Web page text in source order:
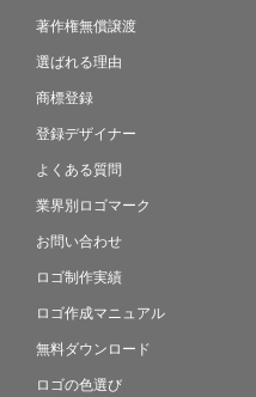
著作権無償譲渡
選ばれる理由
商標登録
登録デザイナー
よくある質問
業界別ロゴマーク
お問い合わせ
ロゴ制作実績
ロゴ作成マニュアル
無料ダウンロード
ロゴの色選び